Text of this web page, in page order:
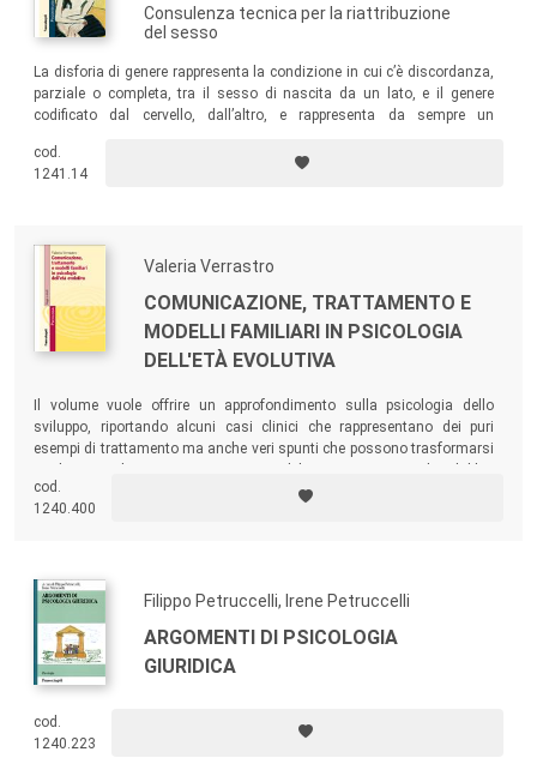
Consulenza tecnica per la riattribuzione
del sesso
La disforia di genere rappresenta la condizione in cui c’è discordanza,
parziale o completa, tra il sesso di nascita da un lato, e il genere
codificato dal cervello, dall’altro, e rappresenta da sempre un
Il volume raccoglie contributi esplicativi e applicativi derivati
dall’esperienza professionale e clinica degli Autori.
cod.
1241.14
Valeria Verrastro
COMUNICAZIONE, TRATTAMENTO E
MODELLI FAMILIARI IN PSICOLOGIA
DELL'ETÀ EVOLUTIVA
Il volume vuole offrire un approfondimento sulla psicologia dello
sviluppo, riportando alcuni casi clinici che rappresentano dei puri
esempi di trattamento ma anche veri spunti che possono trasformarsi
utilità sia per gli psicologi, ma anche per pedagogisti, orientatori,
formatori, medici, assistenti sociali e tutti gli operatori del campo
cod.
1240.400
Filippo Petruccelli, Irene Petruccelli
ARGOMENTI DI PSICOLOGIA
GIURIDICA
cod.
1240.223